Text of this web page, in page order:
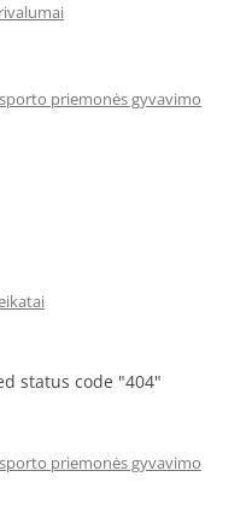
priemonės gyvavimo
status code "404"
priemonės gyvavimo